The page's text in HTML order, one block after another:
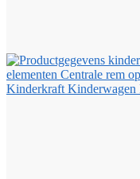
Kinderkraft